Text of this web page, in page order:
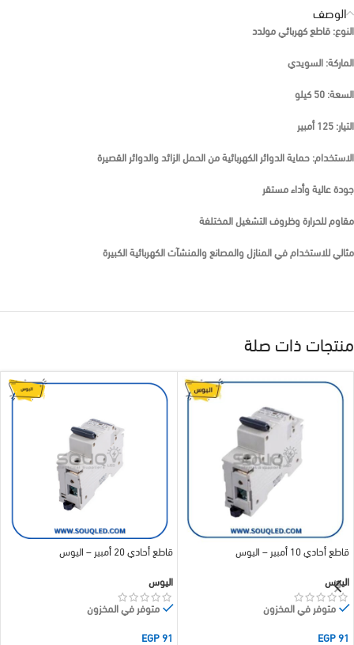
الوصف
النوع: قاطع كهربائي مولدد
الماركة: السويدي
السعة: 50 كيلو
التيار: 125 أمبير
الاستخدام: حماية الدوائر الكهربائية من الحمل الزائد والدوائر القصيرة
جودة عالية وأداء مستقر
مقاوم للحرارة وظروف التشغيل المختلفة
مثالي للاستخدام في المنازل والمصانع والمنشآت الكهربائية الكبيرة
منتجات ذات صلة
قاطع أحادي 10 أمبير – اليوس
اليوس
متوفر في المخزون
EGP91
قاطع أحادي 20 أمبير – اليوس
اليوس
متوفر في المخزون
EGP91